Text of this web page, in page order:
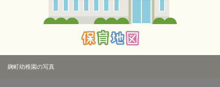
麹町幼稚園の写真